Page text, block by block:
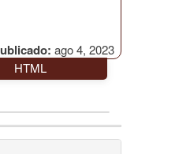
ago 4, 2023
HTML